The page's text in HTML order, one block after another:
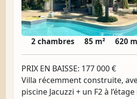
2 chambres 85 m² 620
PRIX EN BAISSE: 177 000 €
Villa récemment construite,
piscine Jacuzzi + un F2 à